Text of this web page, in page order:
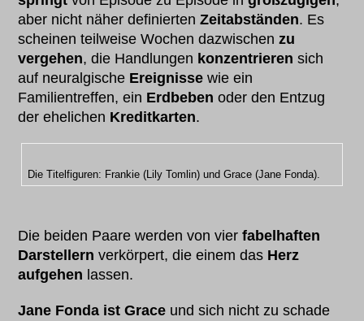
aber nicht näher definiertenZeitabständen. Es
scheinen teilweise Wochen dazwischenzu
vergehen, die Handlungen konzentrieren sich
auf neuralgische Ereignisse wie ein
Familientreffen, ein Erdbeben oder den Entzug
der ehelichen Kreditkarten.
Die Titelfiguren: Frankie (Lily Tomlin) und Grace (Jane Fonda).
Die beiden Paare werden von vierfabelhaften
Darstellern verkörpert, die einem das Herz
aufgehen lassen.
Jane Fonda ist Grace und sich nicht zu schade